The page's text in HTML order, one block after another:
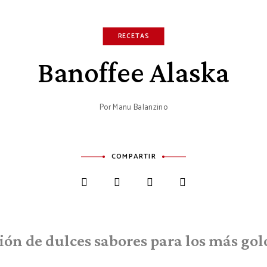
RECETAS
Banoffee Alaska
PorManu Balanzino
COMPARTIR
de dulces sabores para los más